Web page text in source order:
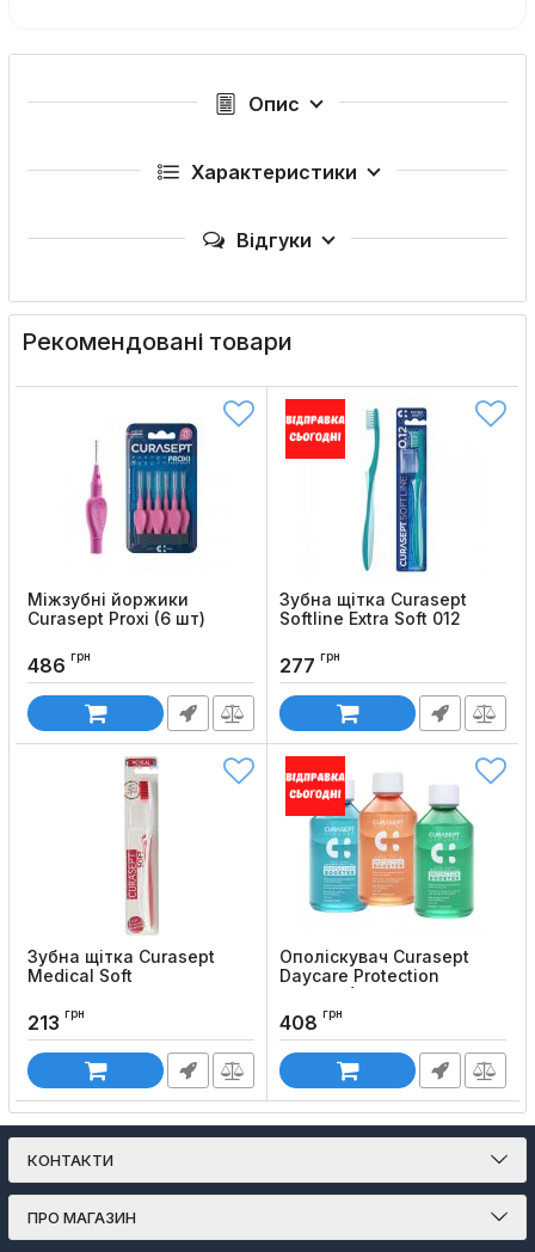
Опис
Характеристики
Відгуки
Рекомендовані товари
Міжзубні йоржики
Curasept Proxi (6 шт)
486 грн
Зубна щітка Curasept
Softline Extra Soft 012
277 грн
Зубна щітка Curasept
Medical Soft
213 грн
Ополіскувач Curasept
Daycare Protection
Booster (500 мл)
Код товару:
408 грн
КОНТАКТИ
ПРО МАГАЗИН